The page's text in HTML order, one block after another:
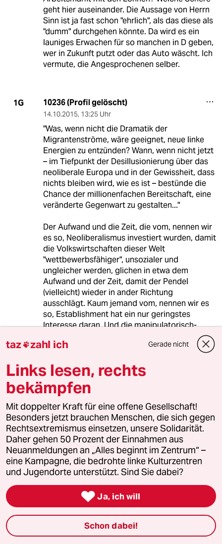
geht hier auseinander. Die Aussage von Herrn
Sinn ist ja fast schon "ehrlich", als das diese als
"dumm" durchgehen könnte. Da wird es ein
launiges Erwachen für so manchen in D geben,
wer in Zukunft putzt oder das Auto wäscht. Ich
vermute, die Angesprochenen selber.
1G 10236 (Profil gelöscht)
14.10.2015, 13:25 Uhr
"Was, wenn nicht die Dramatik der
Migrantenströme, wäre geeignet, neue linke
Energien zu entzünden? Wann, wenn nicht jetzt
– im Tiefpunkt der Desillusionierung über das
neoliberale Europa und in der Gewissheit, dass
nichts bleiben wird, wie es ist – bestünde die
Chance der millionenfachen Bereitschaft, eine
veränderte Gegenwart zu gestalten..."
Der Aufwand und die Zeit, die vom, nennen wir
es so, Neoliberalismus investiert wurden, damit
die Volkswirtschaften dieser Welt
"wettbewerbsfähiger", unsozialer und
ungleicher werden, glichen in etwa dem
Aufwand und der Zeit, damit der Pendel
(vielleicht) wieder in ander Richtung
ausschlägt. Kaum jemand vom, nennen wir es
so, Establishment hat ein nur geringstes
Interesse daran. Und die manipulatorisch-
sollte man nicht unterschätzen.
2G 2097 (Profil gelöscht)
14.10.2015,
"„Sie und ich und Ihre Leser“, so sagte es
„Deutschlands einflussreichster Ökonom“ der
Zeit, „werden die Gewinner der Zuwanderung
sein. Wir werden leichter an eine Putzfrau
kommen oder unser Auto waschen lassen.“"
Ah ja, und die bisher schon Hartz IV und zur
Tafel gehen mussten, werden sich halt auf
mehr Gerangel und längere Schlangen
einstellen müssen. Auf solche sozialkalten
Ökonomen kann dieses Land wohl gut
taz zahl ich Gerade nicht
Links lesen, rechts
bekämpfen
Mit doppelter Kraft für eine offene Gesellschaft!
Besonders jetzt brauchen Menschen, die sich gegen
Rechtsextremismus einsetzen, unsere Solidarität.
Daher gehen 50 Prozent der Einnahmen aus
Neuanmeldungen an „Alles beginnt im Zentrum“ –
eine Kampagne, die bedrohte linke Kulturzentren
und Jugendorte unterstützt. Sind Sie dabei?
 Ja, ich will
Schon dabei!